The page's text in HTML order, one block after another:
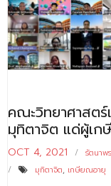
คณะวิทยาศาสตร์
มุทิตาจิต แด่ผู้เก
OCT 4, 2021 รัตนาพ
มุทิตาจิต, เกษียณอายุ